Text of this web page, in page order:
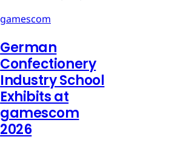
gamescom
German
Confectionery
Industry School
Exhibits at
gamescom
2026